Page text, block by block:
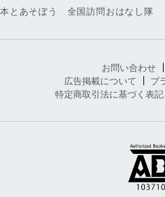
本とあそぼう 全国訪問おはなし隊
お問い合わせ
広告掲載について
プ
特定商取引法に基づく表記